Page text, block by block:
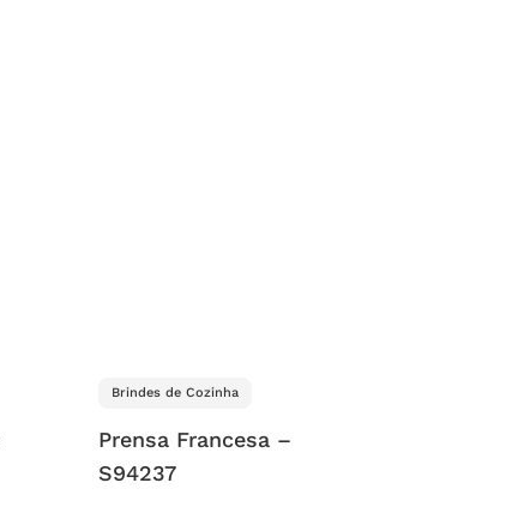
Brindes de Cozinha
Prensa Francesa –
S94237